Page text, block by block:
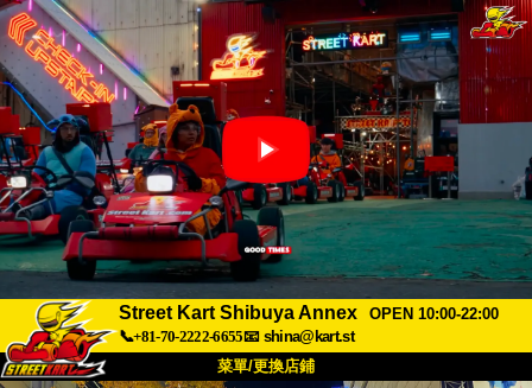
Street Kart Shibuya Annex
OPEN 10:00-22:00
📞+81-70-2222-6655📧 shina@kart.st
菜單/更換店鋪